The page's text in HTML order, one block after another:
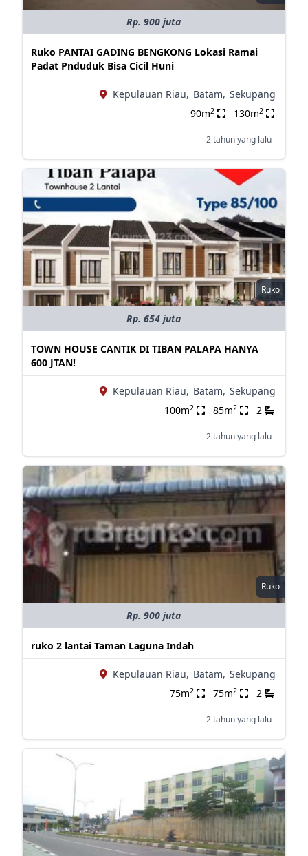
Rp. 900 juta
Ruko PANTAI GADING BENGKONG Lokasi Ramai
Padat Pnduduk Bisa Cicil Huni
Kepulauan Riau, Batam, Sekupang
90m2 130m2
2 tahun yang lalu
Ruko
Rp. 654 juta
TOWN HOUSE CANTIK DI TIBAN PALAPA HANYA
600 JTAN!
Kepulauan Riau, Batam, Sekupang
100m2 85m2 2
2 tahun yang lalu
Ruko
Rp. 900 juta
ruko 2 lantai Taman Laguna Indah
Kepulauan Riau, Batam, Sekupang
75m2 75m2 2
2 tahun yang lalu